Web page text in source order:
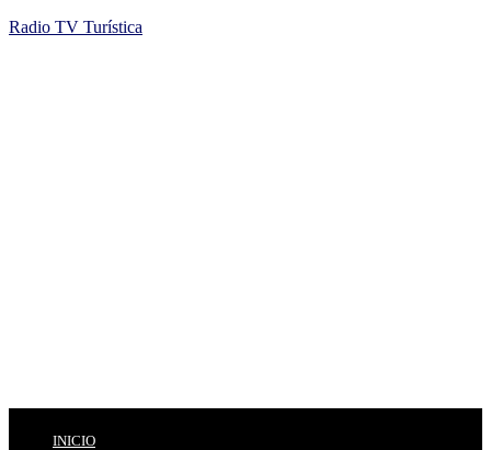
Radio TV Turística
INICIO